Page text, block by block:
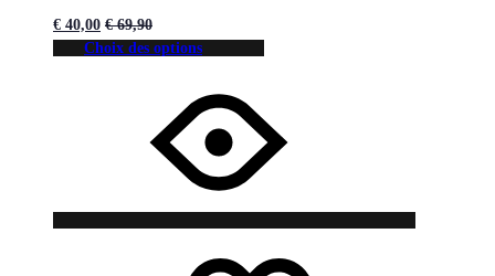
€ 40,00 €69,90
Choix des options